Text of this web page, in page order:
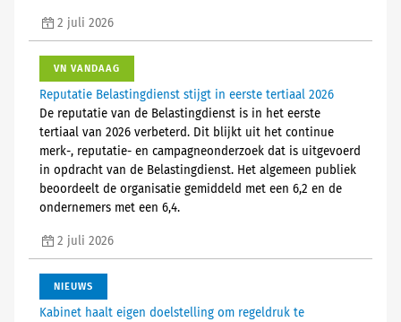
2 juli 2026
VN VANDAAG
Reputatie Belastingdienst stijgt in eerste tertiaal 2026
De reputatie van de Belastingdienst is in het eerste
tertiaal van 2026 verbeterd. Dit blijkt uit het continue
merk-, reputatie- en campagneonderzoek dat is uitgevoerd
in opdracht van de Belastingdienst. Het algemeen publiek
beoordeelt de organisatie gemiddeld met een 6,2 en de
ondernemers met een 6,4.
2 juli 2026
NIEUWS
Kabinet haalt eigen doelstelling om regeldruk te